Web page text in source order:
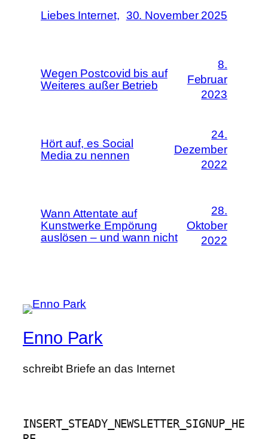
Liebes Internet, 30. November 2025
Wegen Postcovid bis auf
Weiteres außer Betrieb
8.
Februar
2023
Hört auf, es Social
Media zu nennen
24.
Dezember
2022
Wann Attentate auf
Kunstwerke Empörung
auslösen – und wann nicht
28.
Oktober
2022
Enno Park
schreibt Briefe an das Internet
INSERT_STEADY_NEWSLETTER_SIGNUP_HE